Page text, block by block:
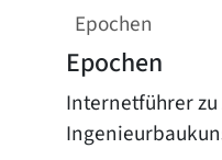
Epochen
Epochen
Internetführer